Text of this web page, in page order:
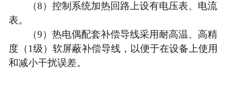
（8）控制系统加热回路上设有电压表、电流
表。
（9）热电偶配套补偿导线采用耐高温、高精
度（1级）软屏蔽补偿导线，以便于在设备上使用
和减小干扰误差。